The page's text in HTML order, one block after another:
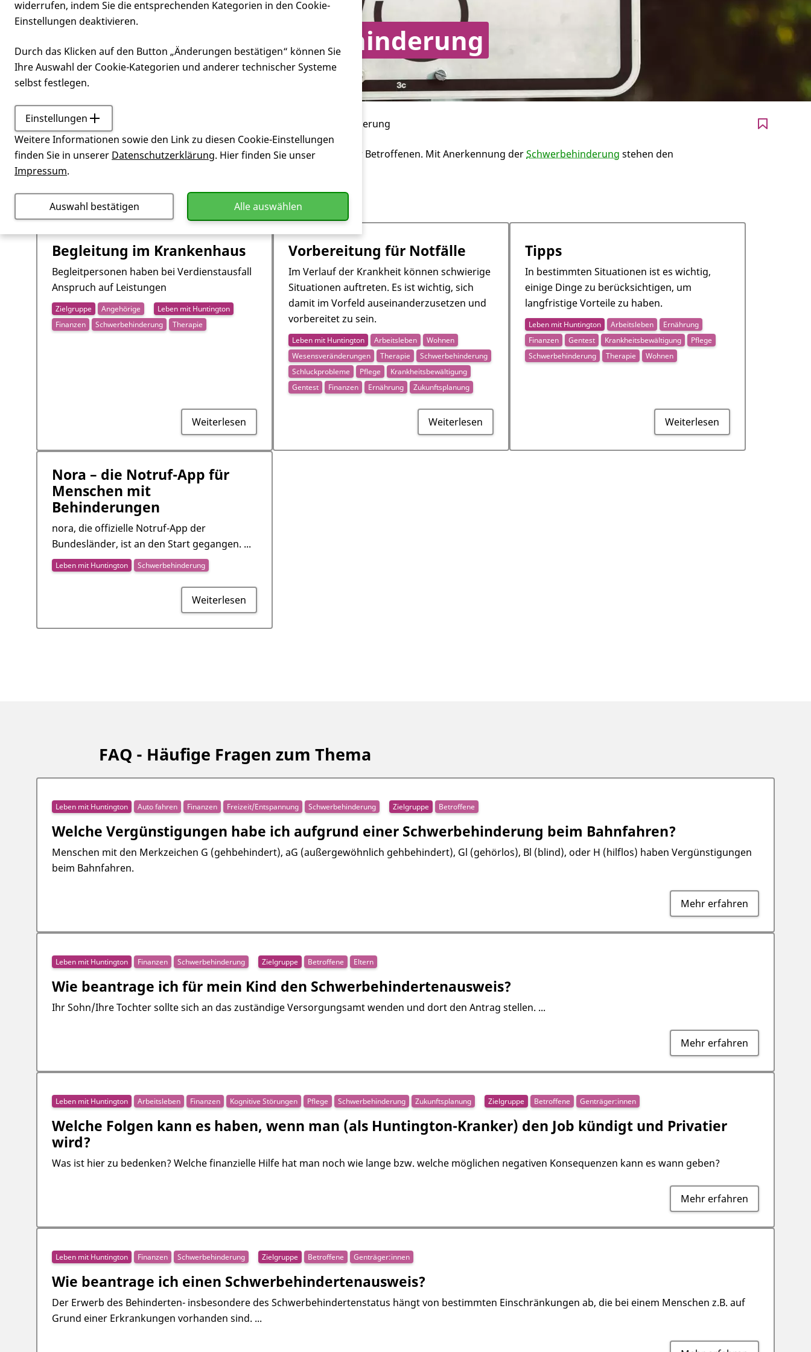
Rund um Schwerbehinderung
Rund um Schwerbehinderung
DieHuntington-Krankheit führt zu einerBehinderung der Betroffenen. Mit Anerkennung derSchwerbehinderung stehen den
Begleitung im Krankenhaus
Begleitpersonen haben bei Verdienstausfall
Anspruch auf Leistungen
Weiterlesen
Zielgruppe Angehörige
Leben mit Huntington
Finanzen
Schwerbehinderung Therapie
Vorbereitung für Notfälle
Im Verlauf der Krankheit können schwierige
Situationen auftreten. Es ist wichtig, sich
damit im Vorfeld auseinanderzusetzen und
vorbereitet zu sein.
Weiterlesen
Leben mit Huntington Arbeitsleben
Wohnen
Wesensveränderungen
Therapie
Schwerbehinderung
Schluckprobleme
Pflege
Krankheitsbewältigung
Gentest
Finanzen Ernährung Zukunftsplanung
Tipps
In bestimmten Situationen ist es wichtig,
einige Dinge zu berücksichtigen, um
langfristige Vorteile zu haben.
Weiterlesen
Leben mit Huntington Arbeitsleben
Ernährung
Finanzen
Gentest Krankheitsbewältigung
Pflege
Schwerbehinderung
Therapie Wohnen
Nora – die Notruf-App für
Menschen mit
Behinderungen
nora, die offizielle Notruf-App der
Bundesländer, ist an den Start gegangen. ...
Weiterlesen
Leben mit Huntington Schwerbehinderung
FAQ - Häufige Fragen zum Thema
Welche Vergünstigungen habe ich aufgrund einer Schwerbehinderung beim Bahnfahren?
Menschen mit den Merkzeichen G (gehbehindert), aG (außergewöhnlich gehbehindert), Gl (gehörlos), Bl (blind), oder H (hilflos) haben Vergünstigungen
beim Bahnfahren.
Mehr erfahren
Leben mit Huntington Auto fahren Finanzen Freizeit/Entspannung Schwerbehinderung Zielgruppe Betroffene
Wie beantrage ich für mein Kind den Schwerbehindertenausweis?
Ihr Sohn/Ihre Tochter sollte sich an das zuständige Versorgungsamt wenden und dort den Antrag stellen. ...
Mehr erfahren
Leben mit Huntington Finanzen Schwerbehinderung Zielgruppe Betroffene Eltern
Welche Folgen kann es haben, wenn man (als Huntington-Kranker) den Job kündigt und Privatier
wird?
Was ist hier zu bedenken? Welche finanzielle Hilfe hat man noch wie lange bzw. welche möglichen negativen Konsequenzen kann es wann geben?
Mehr erfahren
Leben mit Huntington Arbeitsleben Finanzen Kognitive Störungen Pflege Schwerbehinderung Zukunftsplanung Zielgruppe Betroffene Genträger:innen
Wie beantrage ich einen Schwerbehindertenausweis?
Der Erwerb des Behinderten- insbesondere des Schwerbehindertenstatus hängt von bestimmten Einschränkungen ab, die bei einem Menschen z.B. auf
Grund einer Erkrankungen vorhanden sind. ...
Leben mit Huntington Finanzen Schwerbehinderung Zielgruppe Betroffene Genträger:innen
widerrufen, indem Sie die entsprechenden Kategorien in den Cookie-
Einstellungen deaktivieren.
Durch das Klicken auf den Button „Änderungen bestätigen“ können Sie
Ihre Auswahl der Cookie-Kategorien und anderer technischer Systeme
selbst festlegen.
Einstellungen
Weitere Informationen sowie den Link zu diesen Cookie-Einstellungen
finden Sie in unserer Datenschutzerklärung. Hier finden Sie unser
Impressum.
Alle auswählen
Auswahl bestätigen